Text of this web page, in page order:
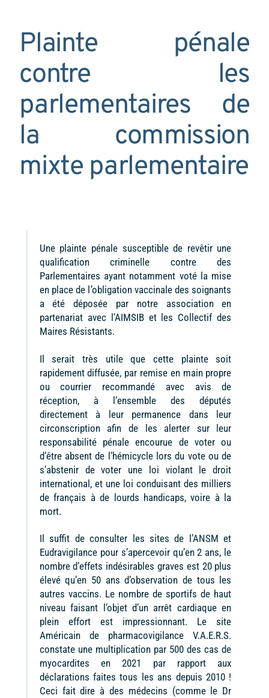
Plainte pénale
contre les
parlementaires de
la commission
mixte parlementaire
Une plainte pénale susceptible de revêtir une
qualification criminelle contre des
Parlementaires ayant notamment voté la mise
en place de l’obligation vaccinale des soignants
a été déposée par notre association en
partenariat avec l’AIMSIB et les Collectif des
Maires Résistants.
Il serait très utile que cette plainte soit
rapidement diffusée, par remise en main propre
ou courrier recommandé avec avis de
réception, à l’ensemble des députés
directement à leur permanence dans leur
circonscription afin de les alerter sur leur
responsabilité pénale encourue de voter ou
d’être absent de l’hémicycle lors du vote ou de
s’abstenir de voter une loi violant le droit
international, et une loi conduisant des milliers
de français à de lourds handicaps, voire à la
mort.
Il suffit de consulter les sites de l’ANSM et
Eudravigilance pour s’apercevoir qu’en 2 ans, le
nombre d’effets indésirables graves est 20 plus
élevé qu’en 50 ans d’observation de tous les
autres vaccins. Le nombre de sportifs de haut
niveau faisant l’objet d’un arrêt cardiaque en
plein effort est impressionnant. Le site
Américain de pharmacovigilance V.A.E.R.S.
constate une multiplication par 500 des cas de
myocardites en 2021 par rapport aux
déclarations faites tous les ans depuis 2010 !
Ceci fait dire à des médecins (comme le Dr